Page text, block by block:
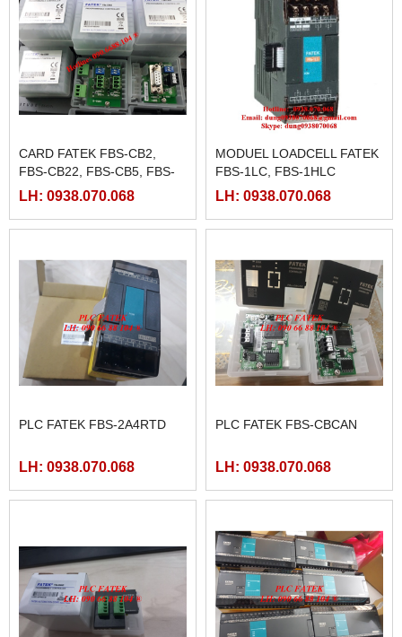
CARD FATEK FBS-CB2,
FBS-CB22, FBS-CB5, FBS-
CB25, FBS-CB55
LH: 0938.070.068
MODUEL LOADCELL FATEK
FBS-1LC, FBS-1HLC
LH: 0938.070.068
PLC FATEK FBS-2A4RTD
LH: 0938.070.068
PLC FATEK FBS-CBCAN
LH: 0938.070.068